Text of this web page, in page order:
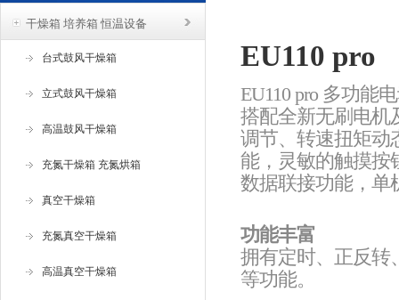
干燥箱 培养箱 恒温设备
台式鼓风干燥箱
立式鼓风干燥箱
高温鼓风干燥箱
充氮干燥箱 充氮烘箱
真空干燥箱
充氮真空干燥箱
高温真空干燥箱
EU110 pro
EU110 pro 多功能
搭配全新无刷电机
调节、转速扭矩动
能，灵敏的触摸按
数据联接功能，单
功能丰富
拥有定时、正反转
等功能。